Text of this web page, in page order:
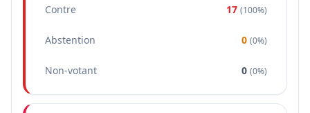
Contre 17 (100%)
Abstention 0 (0%)
Non-votant 0 (0%)